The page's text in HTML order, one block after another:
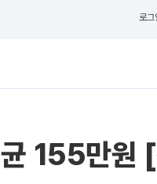
로그
155만원